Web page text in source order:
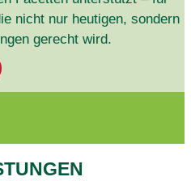
nicht nur heutigen, sondern
gerecht wird.